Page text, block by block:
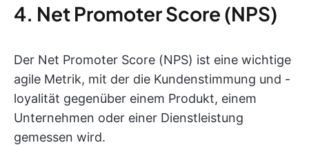
4. Net Promoter Score (NPS)
Der Net Promoter Score (NPS) ist eine wichtige
agile Metrik, mit der die Kundenstimmung und -
loyalität gegenüber einem Produkt, einem
Unternehmen oder einer Dienstleistung
gemessen wird.